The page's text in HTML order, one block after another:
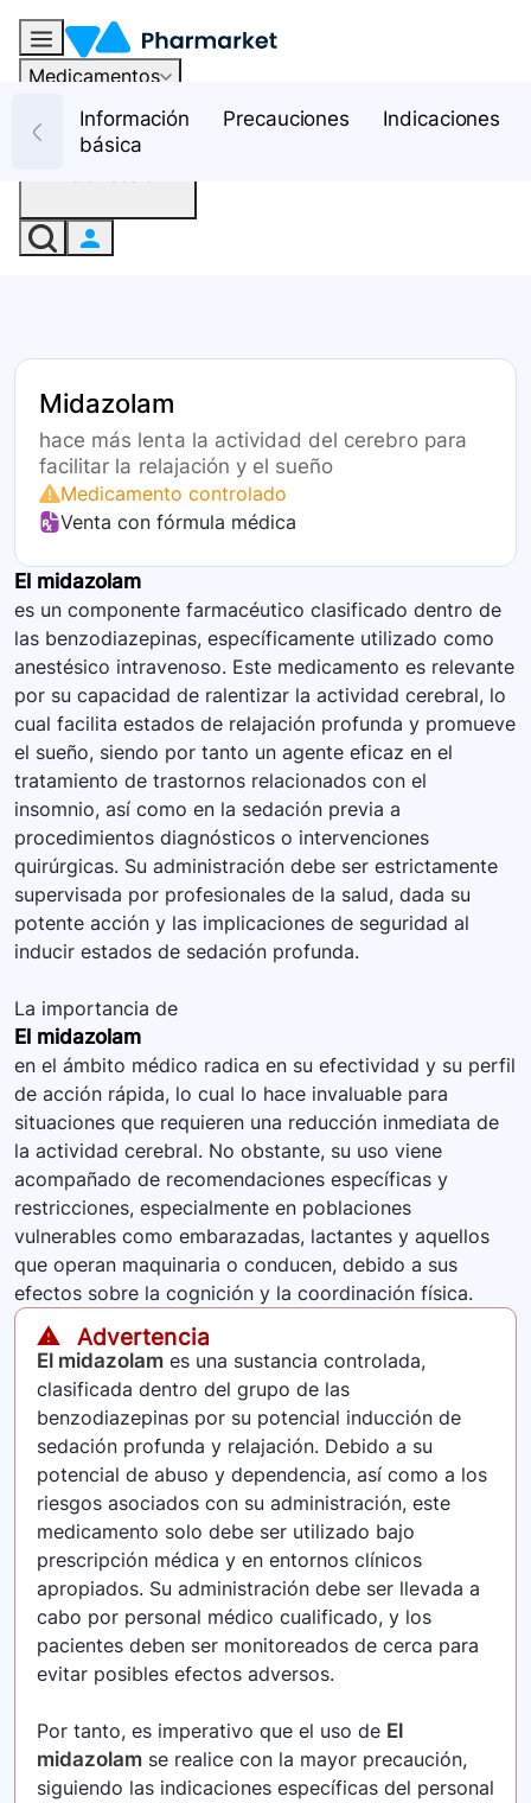
Medicamentos
RecursosInformación
básica
Precauciones Indicaciones
Midazolam
hace más lenta la actividad del cerebro para
facilitar la relajación y el sueño
Medicamento controlado
Venta con fórmula médica
El midazolam
es un componente farmacéutico clasificado dentro de
las benzodiazepinas, específicamente utilizado como
anestésico intravenoso. Este medicamento es relevante
por su capacidad de ralentizar la actividad cerebral, lo
cual facilita estados de relajación profunda y promueve
el sueño, siendo por tanto un agente eficaz en el
tratamiento de trastornos relacionados con el
insomnio, así como en la sedación previa a
procedimientos diagnósticos o intervenciones
quirúrgicas. Su administración debe ser estrictamente
supervisada por profesionales de la salud, dada su
potente acción y las implicaciones de seguridad al
inducir estados de sedación profunda.
La importancia de
El midazolam
en el ámbito médico radica en su efectividad y su perfil
de acción rápida, lo cual lo hace invaluable para
situaciones que requieren una reducción inmediata de
la actividad cerebral. No obstante, su uso viene
acompañado de recomendaciones específicas y
restricciones, especialmente en poblaciones
vulnerables como embarazadas, lactantes y aquellos
que operan maquinaria o conducen, debido a sus
efectos sobre la cognición y la coordinación física.
⚠️ Advertencia
El midazolam es una sustancia controlada,
clasificada dentro del grupo de las
benzodiazepinas por su potencial inducción de
sedación profunda y relajación. Debido a su
potencial de abuso y dependencia, así como a los
riesgos asociados con su administración, este
medicamento solo debe ser utilizado bajo
prescripción médica y en entornos clínicos
apropiados. Su administración debe ser llevada a
cabo por personal médico cualificado, y los
pacientes deben ser monitoreados de cerca para
evitar posibles efectos adversos.
Por tanto, es imperativo que el uso de El
midazolam se realice con la mayor precaución,
siguiendo las indicaciones específicas del personal